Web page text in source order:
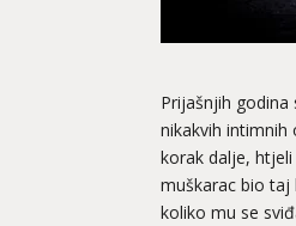
Prijašnjih
nikakvih intimnih
korak dalje,
muškarac bio taj
koliko mu se